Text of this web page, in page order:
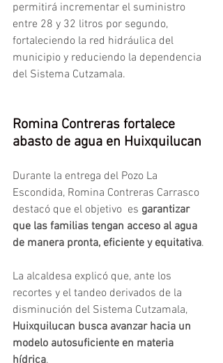
permitirá incrementar el suministro
entre 28 y 32 litros por segundo,
fortaleciendo la red hidráulica del
municipio y reduciendo la dependencia
del Sistema Cutzamala.
Romina Contreras fortalece
abasto de agua en Huixquilucan
Durante la entrega del Pozo La
Escondida, Romina Contreras Carrasco
destacó que el objetivo  es garantizar
que las familias tengan acceso al agua
de manera pronta, eficiente y equitativa.
La alcaldesa explicó que, ante los
recortes y el tandeo derivados de la
disminución del Sistema Cutzamala,
Huixquilucan busca avanzar hacia un
modelo autosuficiente en materia